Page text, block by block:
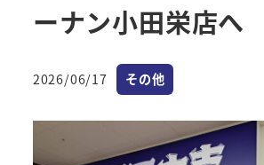
ーナン小田栄店へ
投稿日
2026/06/17 カテゴリー
その他